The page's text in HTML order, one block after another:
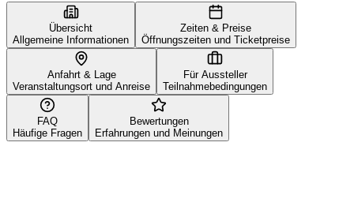
Übersicht
Allgemeine Informationen
Zeiten & Preise
Öffnungszeiten und Ticketpreise
Anfahrt & Lage
Veranstaltungsort und Anreise
Für Aussteller
Teilnahmebedingungen
FAQ
Häufige Fragen
Bewertungen
Erfahrungen und Meinungen